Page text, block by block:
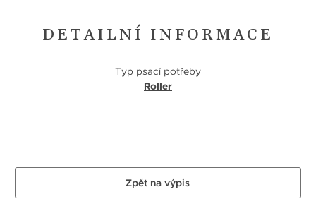
DETAILNÍ INFORMACE
Typ psací potřeby
Roller
Zpět na výpis